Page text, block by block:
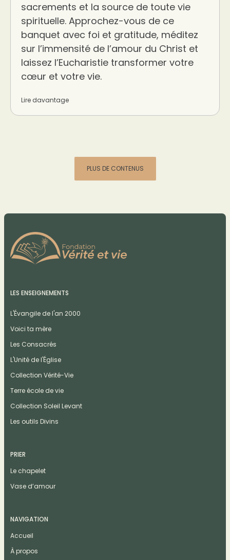
sacrements et la source de toute vie
spirituelle. Approchez-vous de ce
banquet avec foi et gratitude, méditez
sur l’immensité de l’amour du Christ et
laissez l’Eucharistie transformer votre
cœur et votre vie.
Lire davantage
PLUS DE CONTENUS
LES ENSEIGNEMENTS
L'Évangile de l'an 2000
Voici ta mère
Les Consacrés
L'Unité de l'Église
Collection Vérité-Vie
Terre école de vie
Collection Soleil Levant
Les outils Divins
PRIER
Le chapelet
Vase d’amour
NAVIGATION
Accueil
À propos